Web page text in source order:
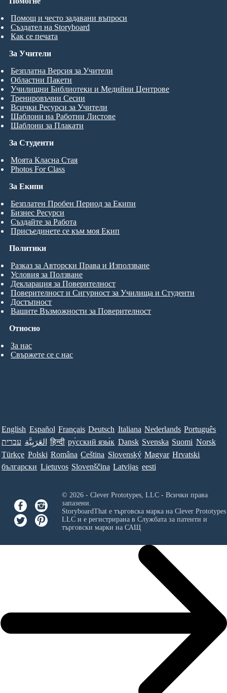
Помощ и често задавани въпроси
Създател на Storyboard
Как се печата
За Студенти
Моята Класна Стая
Photos For Class
За Учители
Безплатна Версия за Учители
Областни Пакети
Училищни Библиотеки и Медийни Центрове
Тренировъчни Сесии
Всички Ресурси за Учители
Шаблони на Работни Листове
Шаблони за Плакати
За Екипи
Безплатен Пробен Период за Екипи
Бизнес Ресурси
Създайте за Работа
Присъединете се към моя Екип
Относно
За нас
Свържете се с нас
Политики
Разказ за Авторски Права и Използване
Условия за Ползване
Декларация за Поверителност
Поверителност и Сигурност за Училища и Студенти
Достъпност
Вашите Възможности за Поверителност
English Español Français Deutsch Italiana Nederlands Português
עברית العَرَبِيَّة हिन्दी ру́сский язы́к Dansk Svenska Suomi Norsk
Türkçe Polski Româna Ceština Slovenský Magyar Hrvatski
български Lietuvos Slovenščina Latvijas eesti
© 2026 - Clever Prototypes, LLC - Всички права
запазени.
StoryboardThat е търговска марка на Clever
LLCи е регистрирана в Службата за патенти и
търговски марки на САЩ